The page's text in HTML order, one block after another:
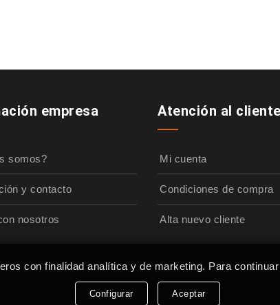
empresa
somos?
y contacto
nosotros
Atención al cliente
Mi cuenta
Condiciones de compra
Alta nuevo cliente
con finalidad analítica y de marketing. Para
Configurar Aceptar